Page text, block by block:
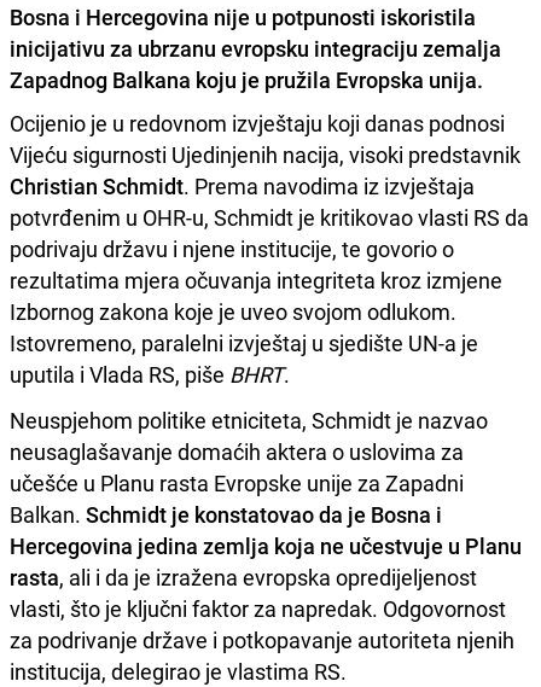
Bosna i Hercegovina nije u potpunosti iskoristila
inicijativu za ubrzanu evropsku integraciju zemalja
Zapadnog Balkana koju je pružila Evropska unija.
Ocijenio je u redovnom izvještaju koji danas podnosi
Vijeću sigurnosti Ujedinjenih nacija, visoki predstavnik
Christian Schmidt. Prema navodima iz izvještaja
potvrđenim u OHR-u, Schmidt je kritikovao vlasti RS da
podrivaju državu i njene institucije, te govorio o
rezultatima mjera očuvanja integriteta kroz izmjene
Izbornog zakona koje je uveo svojom odlukom.
Istovremeno, paralelni izvještaj u sjedište UN-a je
uputila i Vlada RS, piše BHRT.
Neuspjehom politike etniciteta, Schmidt je nazvao
neusaglašavanje domaćih aktera o uslovima za
učešće u Planu rasta Evropske unije za Zapadni
Balkan. Schmidt je konstatovao da je Bosna i
Hercegovina jedina zemlja koja ne učestvuje u Planu
rasta, ali i da je izražena evropska opredijeljenost
vlasti, što je ključni faktor za napredak. Odgovornost
za podrivanje države i potkopavanje autoriteta njenih
institucija, delegirao je vlastima RS.